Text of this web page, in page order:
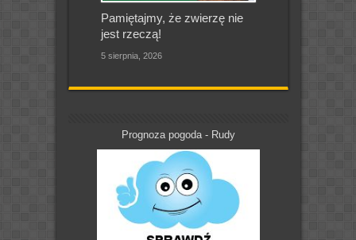
Pamiętajmy, że zwierzę nie
jest rzeczą!
5 sierpnia, 2026
Prognoza pogoda - Rudy